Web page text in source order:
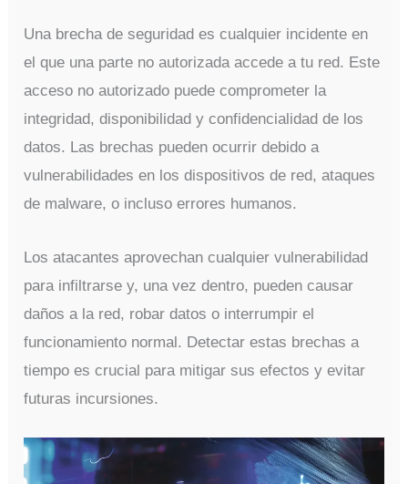
Una brecha de seguridad es cualquier incidente en
el que una parte no autorizada accede a tu red. Este
acceso no autorizado puede comprometer la
integridad, disponibilidad y confidencialidad de los
datos. Las brechas pueden ocurrir debido a
vulnerabilidades en los dispositivos de red, ataques
de malware, o incluso errores humanos.
Los atacantes aprovechan cualquier vulnerabilidad
para infiltrarse y, una vez dentro, pueden causar
daños a la red, robar datos o interrumpir el
funcionamiento normal. Detectar estas brechas a
tiempo es crucial para mitigar sus efectos y evitar
futuras incursiones.